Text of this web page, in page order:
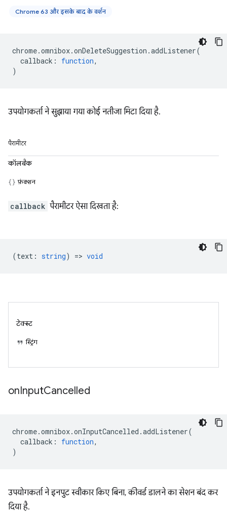
Chrome 63 और इसके बाद के वर्शन
chrome.omnibox.onDeleteSuggestion .addListener(
callback : function,
)
उपयोगकर्ता ने सुझाया गया कोई नतीजा मिटा दिया है.
पैरामीटर
कॉलबैक
फ़ंक्शन
callback पैरामीटर ऐसा दिखता है:
(text : string) => void
टेक्स्ट
स्ट्रिंग
onInputCancelled
chrome.omnibox.onInputCancelled .addListener(
callback : function,
)
उपयोगकर्ता ने इनपुट स्वीकार किए बिना, कीवर्ड डालने का सेशन बंद कर
दिया है.